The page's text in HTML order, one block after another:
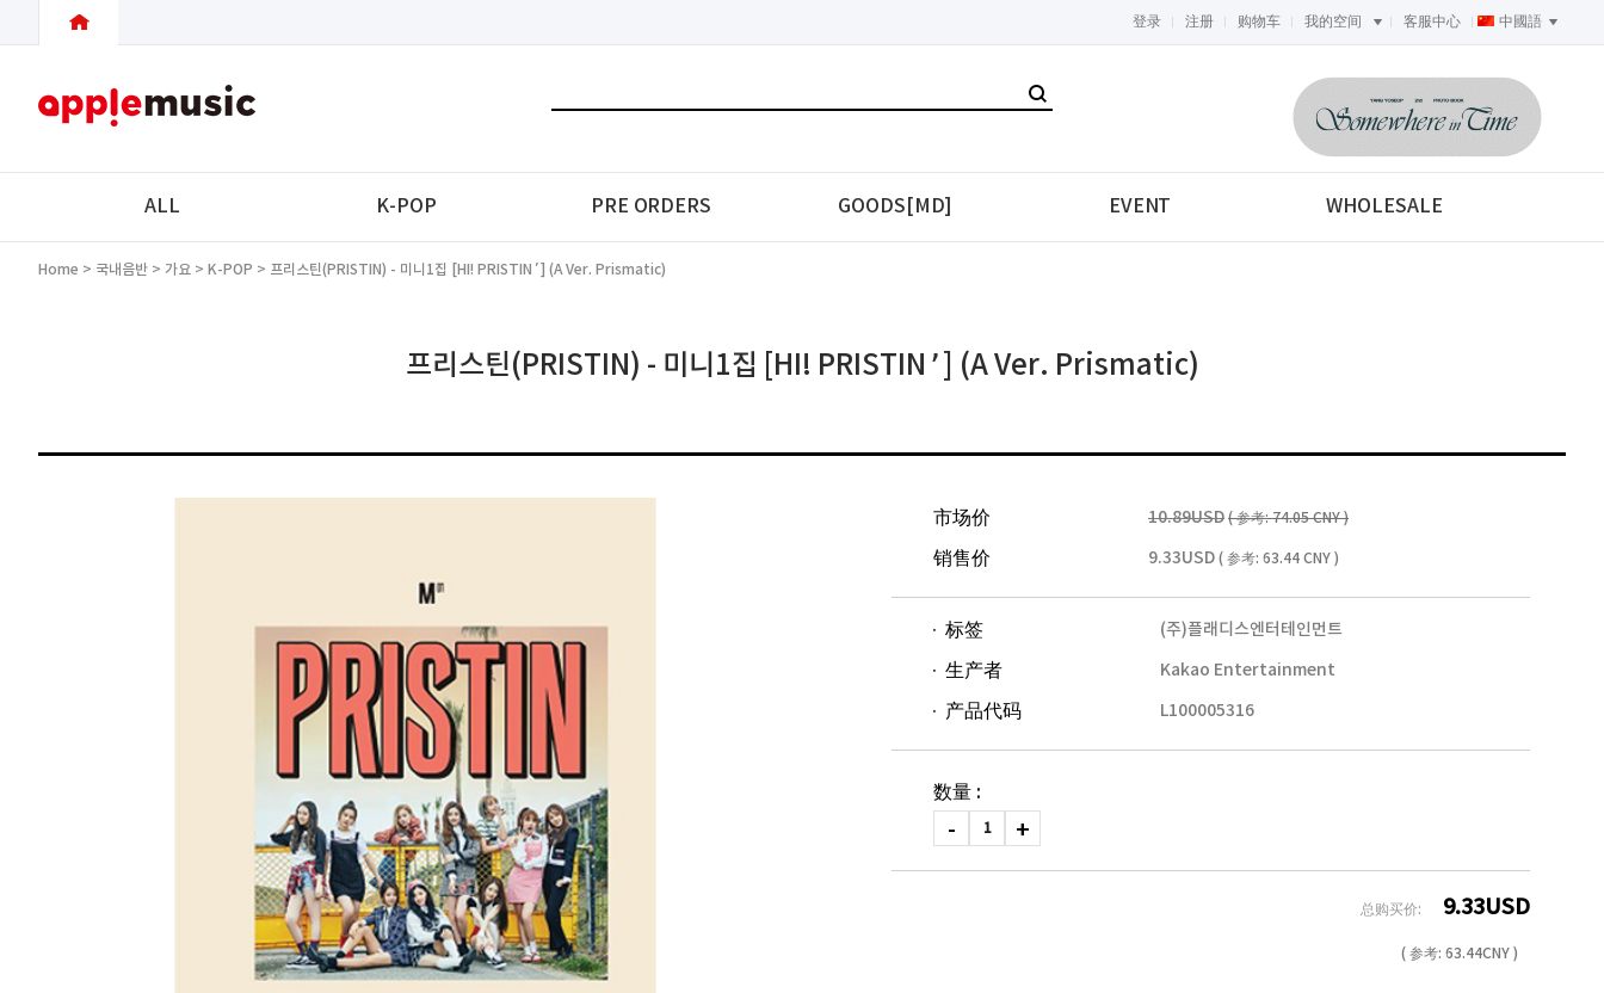
登录 注册 购物车 我的空间 客服中心 中國語
<-->
ALL K-POP PRE ORDERS GOODS[MD] EVENT WHOLESALE
Home > 국내음반 > 가요 > K-POP > 프리스틴(PRISTIN) - 미니1집 [HI! PRISTIN’] (A Ver. Prismatic)
프리스틴(PRISTIN) - 미니1집 [HI! PRISTIN’] (A Ver. Prismatic)
市场价 10.89USD ( 参考: 74.05 CNY )
销售价 9.33USD ( 参考: 63.44 CNY )
标签 (주)플래디스엔터테인먼트
生产者 Kakao Entertainment
产品代码 L100005316
数量 :
总购买价: 9.33USD
( 参考: 63.44CNY )